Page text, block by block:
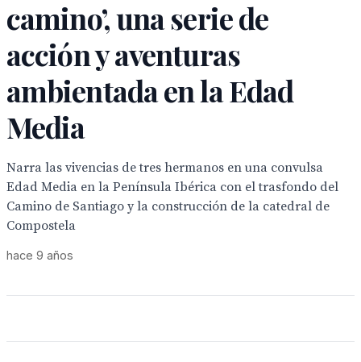
camino’, una serie de
acción y aventuras
ambientada en la Edad
Media
Narra las vivencias de tres hermanos en una convulsa
Edad Media en la Península Ibérica con el trasfondo del
Camino de Santiago y la construcción de la catedral de
Compostela
hace 9 años